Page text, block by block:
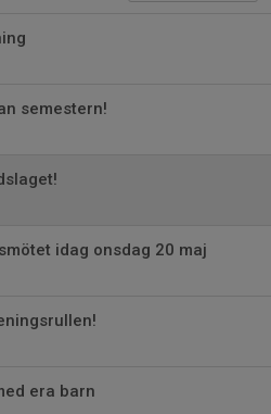
semestern!
idag onsdag 20 maj
era barn